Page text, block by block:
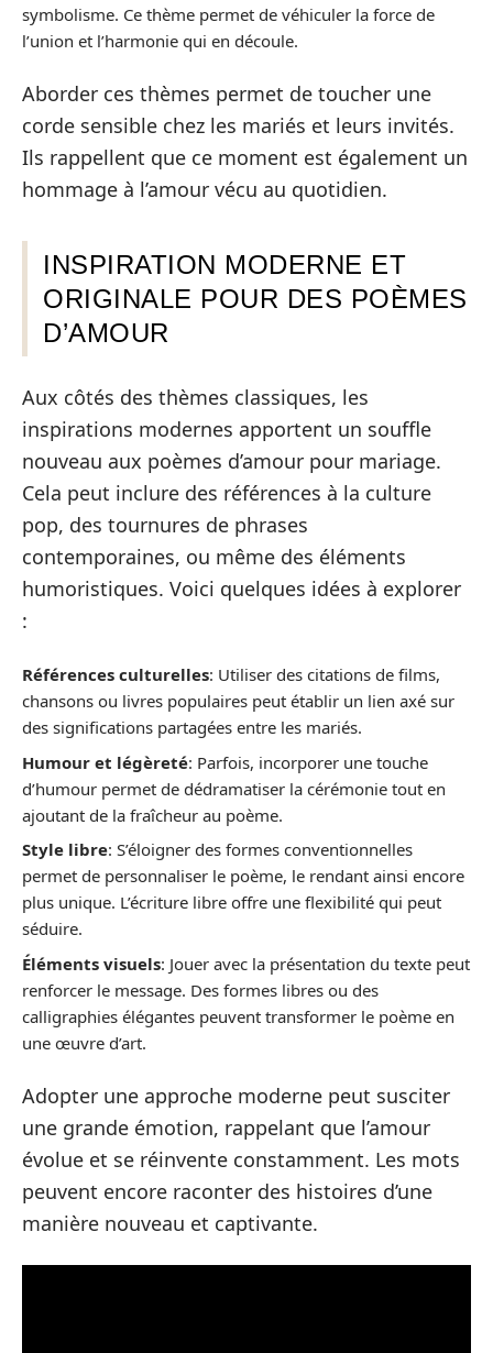
symbolisme. Ce thème permet de véhiculer la force de
l’union et l’harmonie qui en découle.
Aborder ces thèmes permet de toucher une
corde sensible chez les mariés et leurs invités.
Ils rappellent que ce moment est également un
hommage à l’amour vécu au quotidien.
INSPIRATION MODERNE ET
ORIGINALE POUR DES POÈMES
D’AMOUR
Aux côtés des thèmes classiques, les
inspirations modernes apportent un souffle
nouveau aux poèmes d’amour pour mariage.
Cela peut inclure des références à la culture
pop, des tournures de phrases
contemporaines, ou même des éléments
humoristiques. Voici quelques idées à explorer
:
Références culturelles: Utiliser des citations de films,
chansons ou livres populaires peut établir un lien axé sur
des significations partagées entre les mariés.
Humour et légèreté: Parfois, incorporer une touche
d’humour permet de dédramatiser la cérémonie tout en
ajoutant de la fraîcheur au poème.
Style libre: S’éloigner des formes conventionnelles
permet de personnaliser le poème, le rendant ainsi encore
plus unique. L’écriture libre offre une flexibilité qui peut
séduire.
Éléments visuels: Jouer avec la présentation du texte peut
renforcer le message. Des formes libres ou des
calligraphies élégantes peuvent transformer le poème en
une œuvre d’art.
Adopter une approche moderne peut susciter
une grande émotion, rappelant que l’amour
évolue et se réinvente constamment. Les mots
peuvent encore raconter des histoires d’une
manière nouveau et captivante.